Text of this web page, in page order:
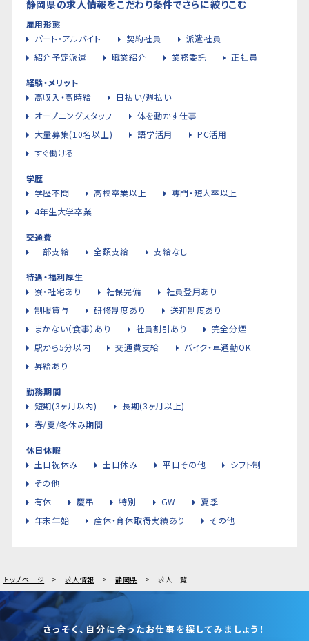
静岡県の求人情報をこだわり条件でさらに絞りこむ
雇用形態
パート・アルバイト
契約社員
派遣社員
紹介予定派遣
職業紹介 業務委託 正社員
経験・メリット
高収入・高時給
日払い/週払い
オープニングスタッフ
体を動かす仕事
大量募集(10名以上)
語学活用
PC活用
すぐ働ける
学歴
学歴不問
高校卒業以上
専門・短大卒以上
4年生大学卒業
交通費
一部支給
全額支給 支給なし
待遇・福利厚生
寮・社宅あり
社保完備
社員登用あり
制服貸与
研修制度あり
送迎制度あり
まかない（食事）あり
社員割引あり
完全分煙
駅から5分以内
交通費支給
バイク・車通勤OK
昇給あり
勤務期間
短期(3ヶ月以内)
長期(3ヶ月以上)
春/夏/冬休み期間
休日休暇
土日祝休み
土日休み 平日その他
シフト制
その他
有休
慶弔 特別 GW
夏季
年末年始
産休・育休取得実績あり その他
トップページ 求人情報 静岡県 求人一覧
さっそく、自分に合ったお仕事を探してみましょう！